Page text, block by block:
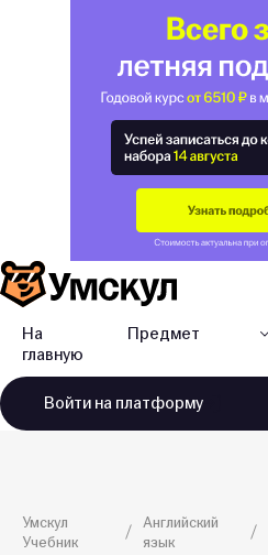
На
главную
Предмет
Войти на платформу
Умскул
Учебник
Английский
язык